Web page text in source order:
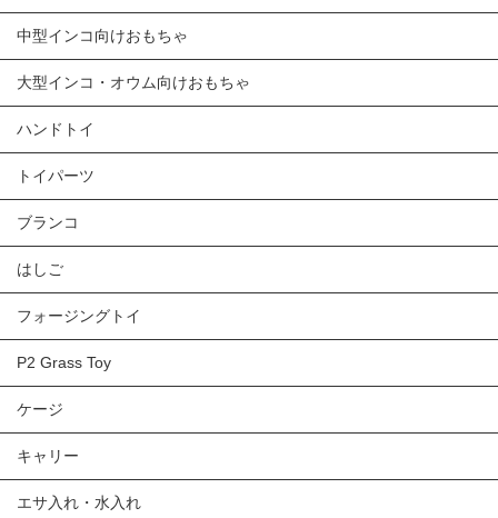
中型インコ向けおもちゃ
大型インコ・オウム向けおもちゃ
ハンドトイ
トイパーツ
ブランコ
はしご
フォージングトイ
P2 Grass Toy
ケージ
キャリー
エサ入れ・水入れ